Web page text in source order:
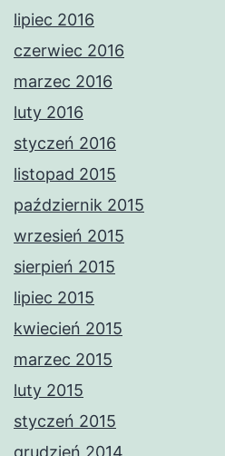
lipiec 2016
czerwiec 2016
marzec 2016
luty 2016
styczeń 2016
listopad 2015
październik 2015
wrzesień 2015
sierpień 2015
lipiec 2015
kwiecień 2015
marzec 2015
luty 2015
styczeń 2015
grudzień 2014